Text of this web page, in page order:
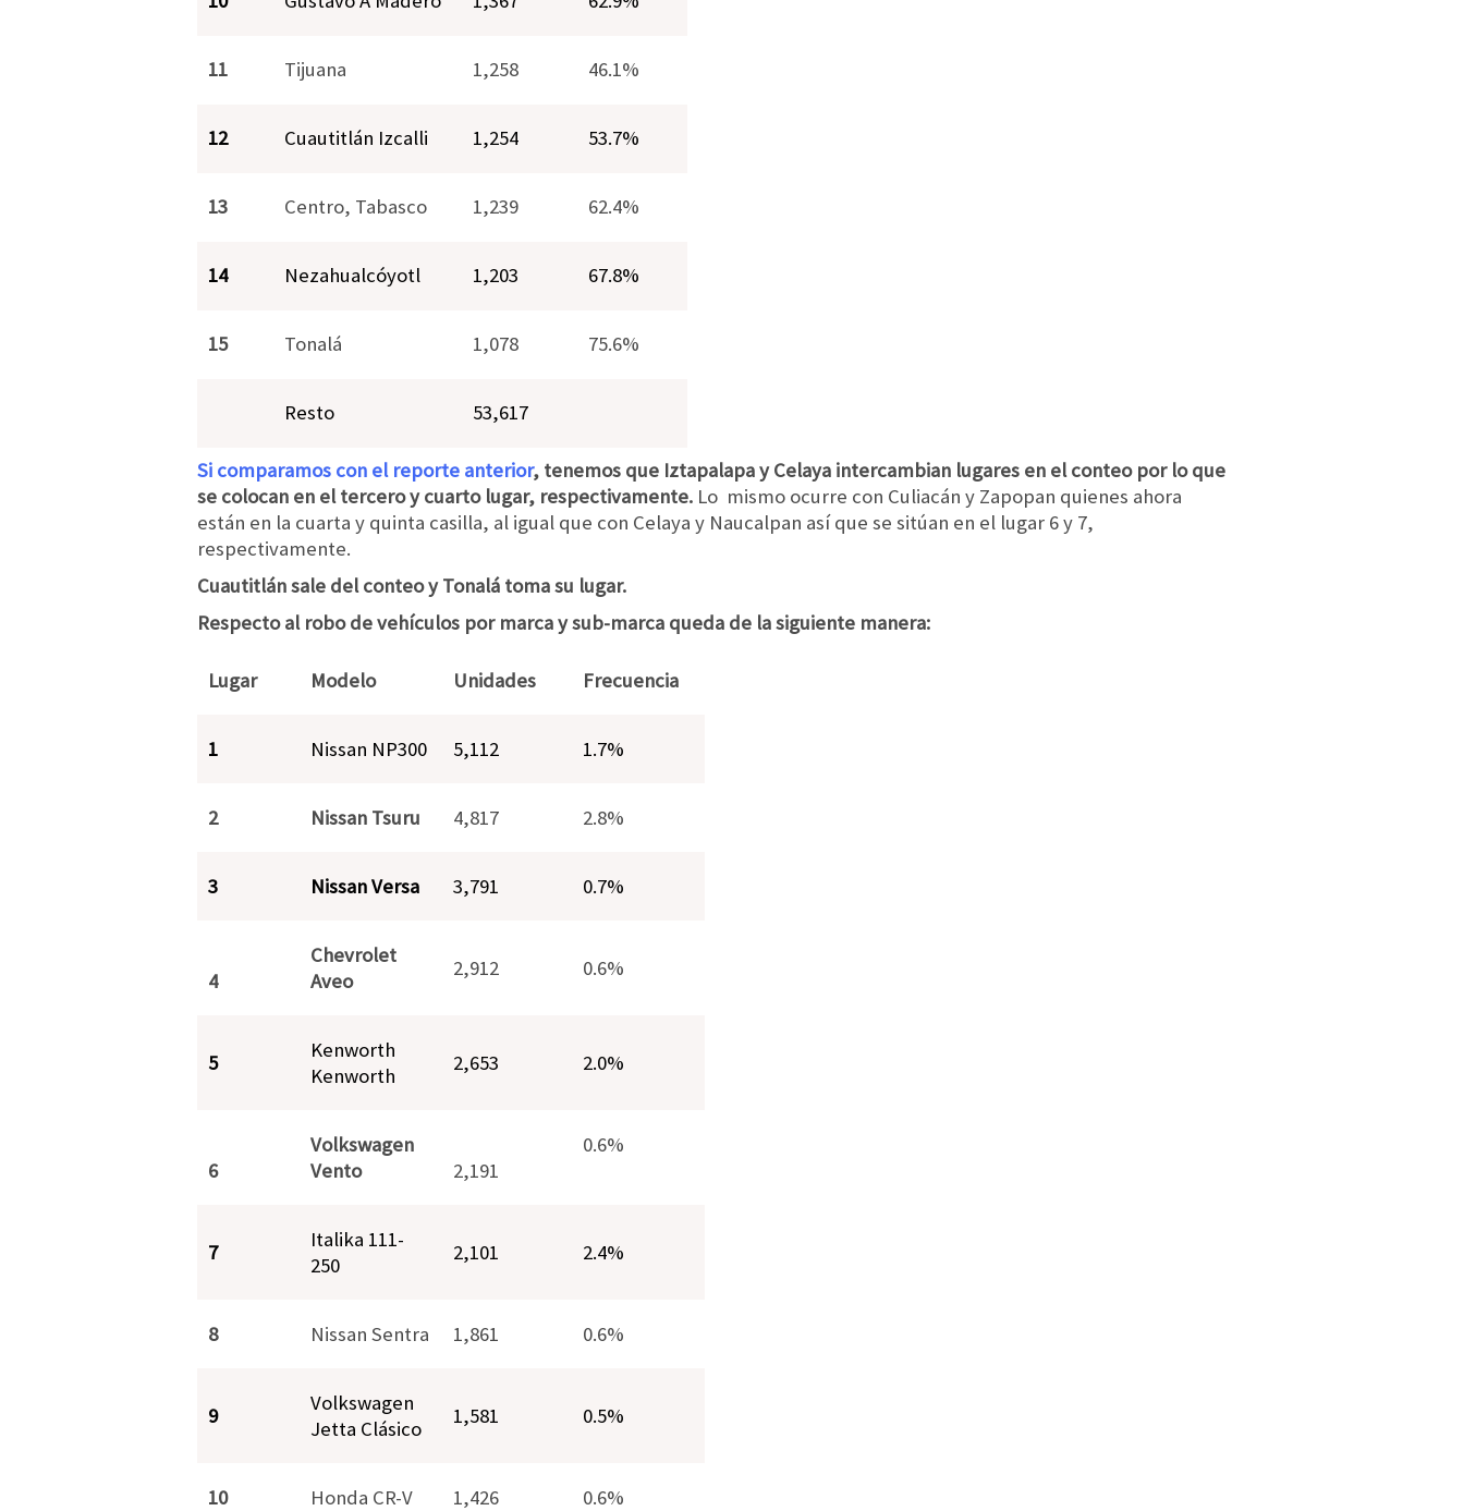
11 Tijuana 1,258 46.1%
12 Cuautitlán Izcalli 1,254 53.7%
13 Centro, Tabasco 1,239 62.4%
14 Nezahualcóyotl 1,203 67.8%
15 Tonalá 1,078 75.6%
Resto 53,617
Si comparamos con el reporte anterior, tenemos que Iztapalapa y Celaya intercambian lugares en el conteo por lo que
se colocan en el tercero y cuarto lugar, respectivamente. Lo mismo ocurre con Culiacán y Zapopan quienes ahora
están en la cuarta y quinta casilla, al igual que con Celaya y Naucalpan así que se sitúan en el lugar 6 y 7,
respectivamente.
Cuautitlán sale del conteo y Tonalá toma su lugar.
Respecto al robo de vehículos por marca y sub-marca queda de la siguiente manera:
Lugar Modelo Unidades Frecuencia
1 Nissan NP300 5,112 1.7%
2 Nissan Tsuru 4,817 2.8%
3 Nissan Versa 3,791 0.7%
4
Chevrolet
Aveo
2,912 0.6%
5
Kenworth
Kenworth
2,653 2.0%
6
Volkswagen
Vento
2,191
0.6%
7
Italika 111-
250
2,101 2.4%
8 Nissan Sentra 1,861 0.6%
9
Volkswagen
Jetta Clásico
1,581 0.5%
10 Honda CR-V 1,426 0.6%